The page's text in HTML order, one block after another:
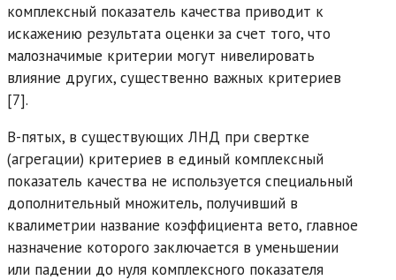
комплексный показатель качества приводит к
искажению результата оценки за счет того, что
малозначимые критерии могут нивелировать
влияние других, существенно важных критериев
[7].
В-пятых, в существующих ЛНД при свертке
(агрегации) критериев в единый комплексный
показатель качества не используется специальный
дополнительный множитель, получивший в
квалиметрии название коэффициента вето, главное
назначение которого заключается в уменьшении
или падении до нуля комплексного показателя